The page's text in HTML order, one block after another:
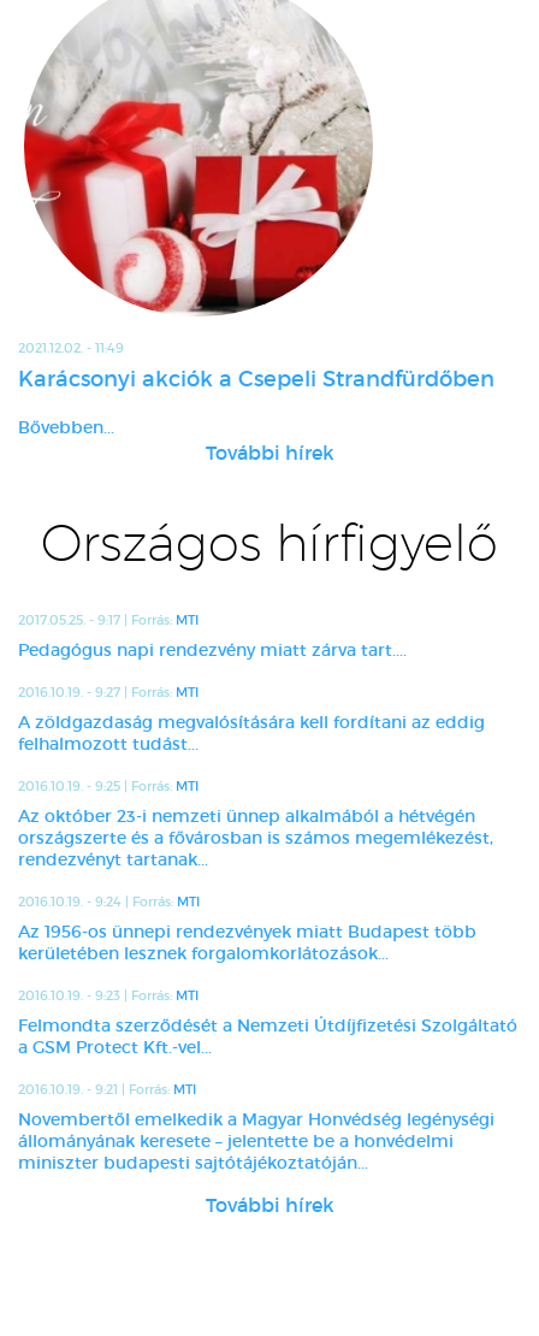
2021.12.02. - 11:49
Karácsonyi akciók a Csepeli Strandfürdőben
Bővebben...
További hírek
Országos hírfigyelő
2017.05.25. - 9:17 | Forrás: MTI
Pedagógus napi rendezvény miatt zárva tart....
2016.10.19. - 9:27 | Forrás: MTI
A zöldgazdaság megvalósítására kell fordítani az eddig
felhalmozott tudást...
2016.10.19. - 9:25 | Forrás: MTI
Az október 23-i nemzeti ünnep alkalmából a hétvégén
országszerte és a fővárosban is számos megemlékezést,
rendezvényt tartanak...
2016.10.19. - 9:24 | Forrás: MTI
Az 1956-os ünnepi rendezvények miatt Budapest több
kerületében lesznek forgalomkorlátozások...
2016.10.19. - 9:23 | Forrás: MTI
Felmondta szerződését a Nemzeti Útdíjfizetési Szolgáltató
a GSM Protect Kft.-vel...
2016.10.19. - 9:21 | Forrás: MTI
Novembertől emelkedik a Magyar Honvédség legénységi
állományának keresete – jelentette be a honvédelmi
miniszter budapesti sajtótájékoztatóján...
További hírek